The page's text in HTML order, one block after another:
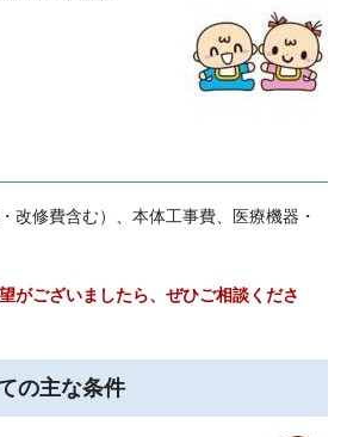
改修費含む）、本体工事費、医療機器・
がございましたら、ぜひご相談くださ
の主な条件